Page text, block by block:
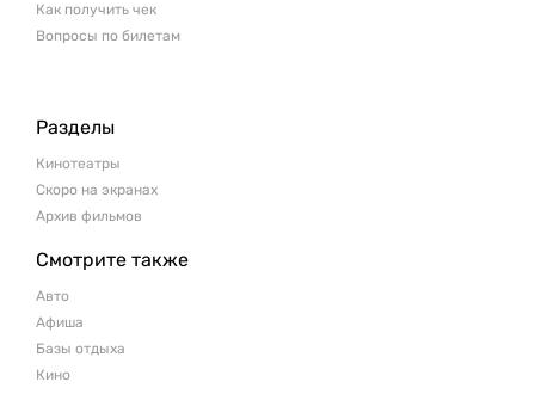
Как получить чек
Вопросы по билетам
Разделы
Кинотеатры
Скоро на экранах
Архив фильмов
Смотрите также
Авто
Афиша
Базы отдыха
Кино